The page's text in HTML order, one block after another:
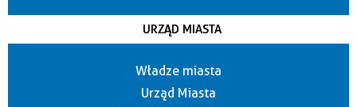
URZĄD MIASTA
Władze miasta
Urząd Miasta